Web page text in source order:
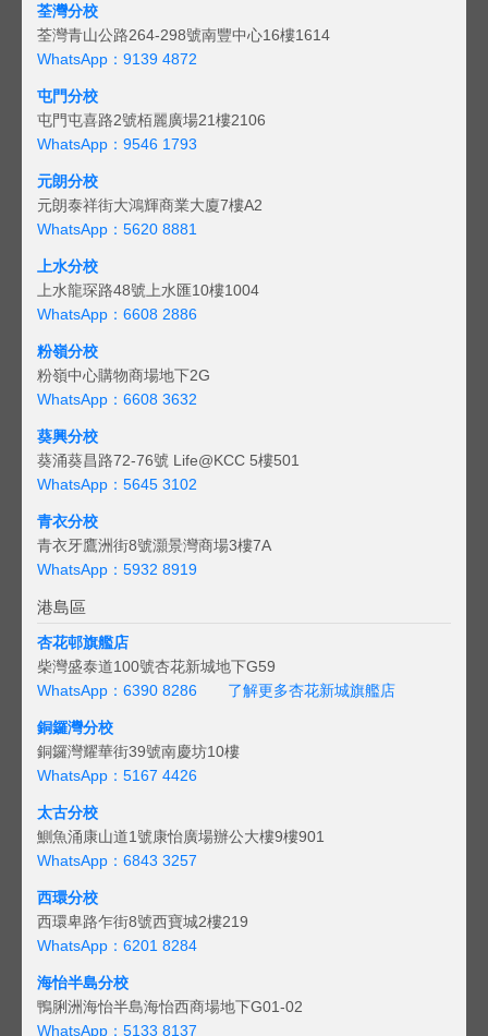
荃灣分校
荃灣青山公路264-298號南豐中心16樓1614
WhatsApp：9139 4872
屯門分校
屯門屯喜路2號栢麗廣場21樓2106
WhatsApp：9546 1793
元朗分校
元朗泰祥街大鴻輝商業大廈7樓A2
WhatsApp：5620 8881
上水分校
上水龍琛路48號上水匯10樓1004
WhatsApp：6608 2886
粉嶺分校
粉嶺中心購物商場地下2G
WhatsApp：6608 3632
葵興分校
葵涌葵昌路72-76號 Life@KCC 5樓501
WhatsApp：5645 3102
青衣分校
青衣牙鷹洲街8號灝景灣商場3樓7A
WhatsApp：5932 8919
港島區
杏花邨旗艦店
柴灣盛泰道100號杏花新城地下G59
WhatsApp：6390 8286
了解更多杏花新城旗艦店
銅鑼灣分校
銅鑼灣耀華街39號南慶坊10樓
WhatsApp：5167 4426
太古分校
鰂魚涌康山道1號康怡廣場辦公大樓9樓901
WhatsApp：6843 3257
西環分校
西環卑路乍街8號西寶城2樓219
WhatsApp：6201 8284
海怡半島分校
鴨脷洲海怡半島海怡西商場地下G01-02
WhatsApp：5133 8137